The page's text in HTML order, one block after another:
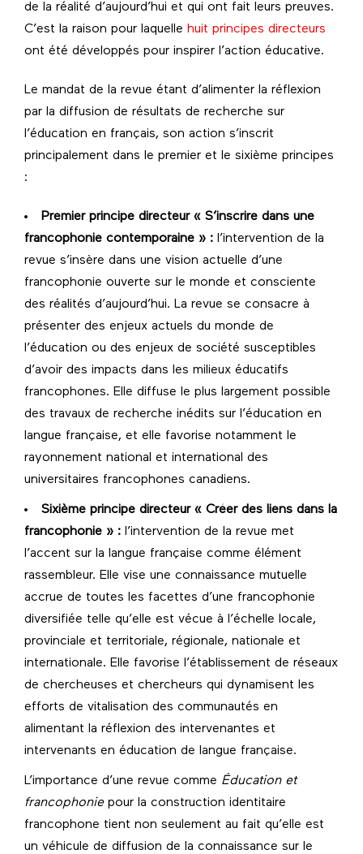
de la réalité d’aujourd’hui et qui ont fait leurs preuves.
C’est la raison pour laquelle huit principes directeurs
ont été développés pour inspirer l’action éducative.
Le mandat de la revue étant d’alimenter la réflexion
par la diffusion de résultats de recherche sur
l’éducation en français, son action s’inscrit
principalement dans le premier et le sixième principes
:
Premier principe directeur « S’inscrire dans une
francophonie contemporaine » : l’intervention de la
revue s’insère dans une vision actuelle d’une
francophonie ouverte sur le monde et consciente
des réalités d’aujourd’hui. La revue se consacre à
présenter des enjeux actuels du monde de
l’éducation ou des enjeux de société susceptibles
d’avoir des impacts dans les milieux éducatifs
francophones. Elle diffuse le plus largement possible
des travaux de recherche inédits sur l’éducation en
langue française, et elle favorise notamment le
rayonnement national et international des
universitaires francophones canadiens.
Sixième principe directeur « Créer des liens dans la
francophonie » : l’intervention de la revue met
l’accent sur la langue française comme élément
rassembleur. Elle vise une connaissance mutuelle
accrue de toutes les facettes d’une francophonie
diversifiée telle qu’elle est vécue à l’échelle locale,
provinciale et territoriale, régionale, nationale et
internationale. Elle favorise l’établissement de réseaux
de chercheuses et chercheurs qui dynamisent les
efforts de vitalisation des communautés en
alimentant la réflexion des intervenantes et
intervenants en éducation de langue française.
L’importance d’une revue comme Éducation et
francophoniepour la construction identitaire
francophone tient non seulement au fait qu’elle est
un véhicule de diffusion de la connaissance sur le